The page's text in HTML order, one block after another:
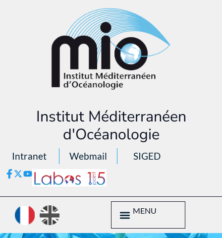
Institut Méditerranéen
d'Océanologie
Intranet Webmail SIGED
MENU